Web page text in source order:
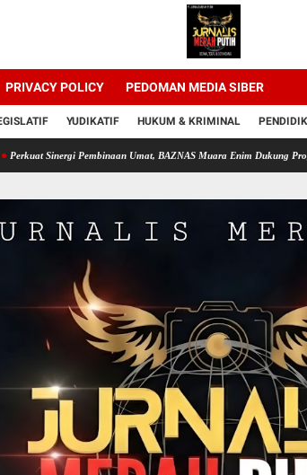
PRIVACY POLICY PEDOMAN MEDIA SIBER
YUDIKATIF HUKUM & KRIMINAL
Pembinaan Umat, BAZNAS Muara Enim Dukung Program